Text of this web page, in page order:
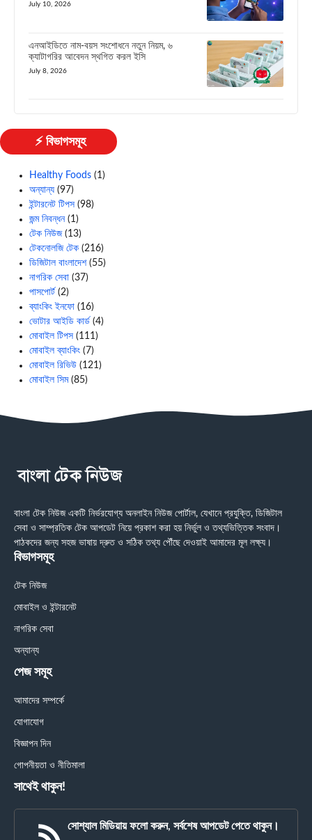
July 10, 2026
এনআইডিতে নাম-বয়স সংশোধনে নতুন নিয়ম, ৬
ক্যাটাগরির আবেদন স্থগিত করল ইসি
July 8, 2026
⚡ বিভাগসমূহ
Healthy Foods (1)
অন্যান্য (97)
ইন্টারনেট টিপস (98)
জন্ম নিবন্ধন(1)
টেক নিউজ(13)
টেকনোলজি টেক (216)
ডিজিটাল বাংলাদেশ(55)
নাগরিক সেবা (37)
পাসপোর্ট (2)
ব্যাংকিং ইনফো (16)
ভোটার আইডি কার্ড (4)
মোবাইল টিপস (111)
মোবাইল ব্যাংকিং (7)
মোবাইল রিভিউ (121)
মোবাইল সিম(85)
বাংলা টেক নিউজ একটি নির্ভরযোগ্য অনলাইন নিউজ পোর্টাল, যেখানে প্রযুক্তি, ডিজিটাল
সেবা ও সাম্প্রতিক টেক আপডেট নিয়ে প্রকাশ করা হয় নির্ভুল ও তথ্যভিত্তিক সংবাদ।
পাঠকদের জন্য সহজ ভাষায় দ্রুত ও সঠিক তথ্য পৌঁছে দেওয়াই আমাদের মূল লক্ষ্য।
বিভাগসমূহ
টেক নিউজ
মোবাইল ও ইন্টারনেট
নাগরিক সেবা
অন্যান্য
পেজ সমূহ
আমাদের সম্পর্কে
যোগাযোগ
বিজ্ঞাপন দিন
গোপনীয়তা ও নীতিমালা
সাথেই থাকুন!
সোশ্যাল মিডিয়ায় ফলো করুন, সর্বশেষ আপডেট পেতে থাকুন।